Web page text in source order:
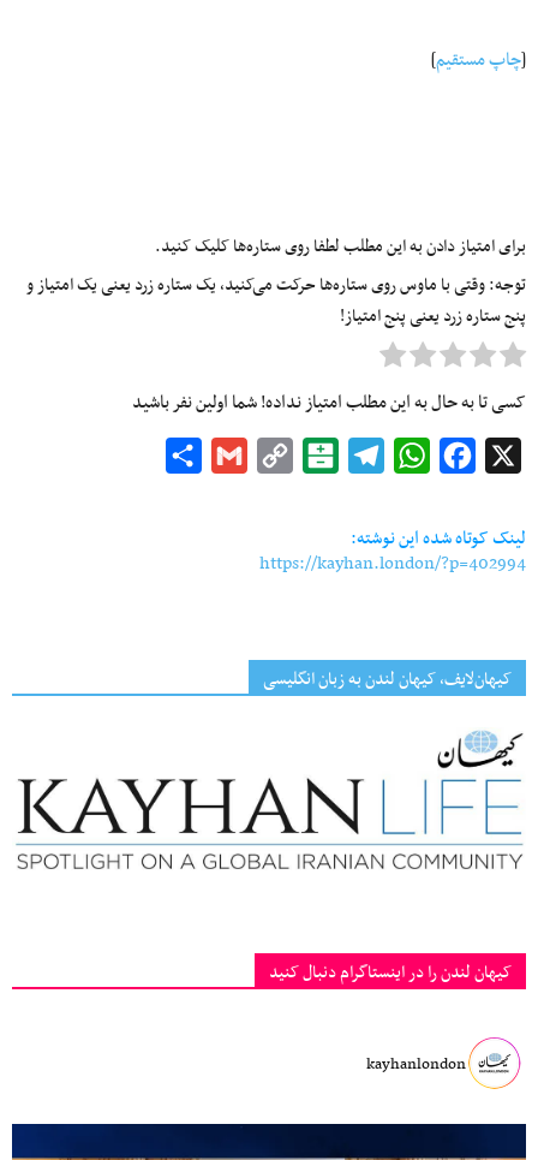
[چاپ مستقیم]
برای امتیاز دادن به این مطلب لطفا روی ستاره‌ها کلیک کنید.
توجه: وقتی با ماوس روی ستاره‌ها حرکت می‌کنید، یک ستاره زرد یعنی یک امتیاز و
پنج ستاره زرد یعنی پنج امتیاز!
کسی تا به حال به این مطلب امتیاز نداده! شما اولین نفر باشید
Facebook
WhatsApp
Telegram
Balatarin
Copy
Gmail
لینک کوتاه شده این نوشته:
https://kayhan.london/?p=402994
کیهان‌لایف، کیهان لندن به زبان انگلیسی
کیهان لندن را در اینستاگرام دنبال کنید
kayhanlondon